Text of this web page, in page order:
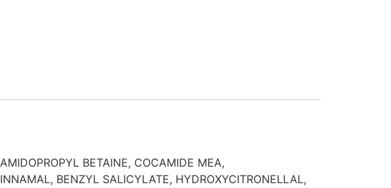
BETAINE, COCAMIDE MEA,
BENZYL SALICYLATE, HYDROXYCITRONELLAL,